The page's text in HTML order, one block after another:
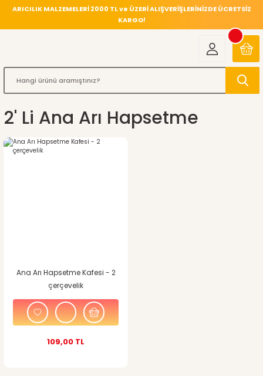
ARICILIK MALZEMELERİ 2000 TL ve ÜZERİ ALIŞVERİŞLERİNİZDE ÜCRETSİZ
KARGO!
2' Li Ana Arı Hapsetme
Ana Arı Hapsetme Kafesi - 2
çerçevelik
109,00 TL